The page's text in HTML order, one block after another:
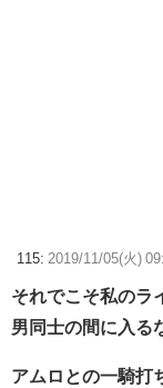
115: 2019/11/05(火)
それでこそ私のラ
男同士の間に入る
アムロとの一騎打